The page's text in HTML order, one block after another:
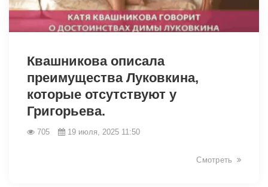
Квашникова описала
преимущества Луковкина,
которые отсутствуют у
Григорьева.
705 19 июля, 2025 11:50
Смотреть